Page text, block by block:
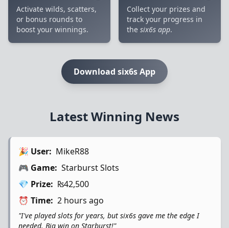
Activate wilds, scatters,
or bonus rounds to
boost your winnings.
Collect your prizes and
track your progress in
the six6s app.
Download six6s App
Latest Winning News
🎉 User: MikeR88
🎮 Game: Starburst Slots
💎 Prize: ₨42,500
⏰ Time: 2 hours ago
"I've played slots for years, but six6s gave me the edge I
needed. Big win on Starburst!"